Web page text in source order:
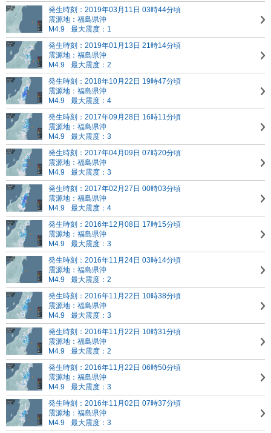
発生時刻：2019年03月11日 03時44分頃
震源地：福島県沖
M4.9
最大震度：1
発生時刻：2019年01月13日 21時14分頃
震源地：福島県沖
M4.9
最大震度：2
発生時刻：2018年10月22日 19時47分頃
震源地：福島県沖
M4.9
最大震度：4
発生時刻：2017年09月28日 16時11分頃
震源地：福島県沖
M4.9
最大震度：3
発生時刻：2017年04月09日 07時20分頃
震源地：福島県沖
M4.9
最大震度：3
発生時刻：2017年02月27日 00時03分頃
震源地：福島県沖
M4.9
最大震度：4
発生時刻：2016年12月08日 17時15分頃
震源地：福島県沖
M4.9
最大震度：3
発生時刻：2016年11月24日 03時14分頃
震源地：福島県沖
M4.9
最大震度：2
発生時刻：2016年11月22日 10時38分頃
震源地：福島県沖
M4.9
最大震度：3
発生時刻：2016年11月22日 10時31分頃
震源地：福島県沖
M4.9
最大震度：2
発生時刻：2016年11月22日 06時50分頃
震源地：福島県沖
M4.9
最大震度：3
発生時刻：2016年11月02日 07時37分頃
震源地：福島県沖
M4.9
最大震度：3